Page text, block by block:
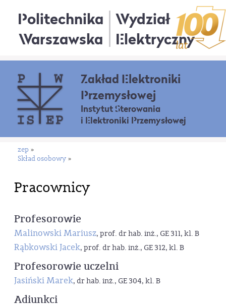
Politechnika
Warszawska
Wydział
Elektryczny
Zakład Elektroniki
Przemysłowej
Instytut Sterowania
i Elektroniki Przemysłowej
zep »
Skład osobowy »
Pracownicy
Profesorowie
Malinowski Mariusz, prof. dr hab. inż., GE 311, kl. B
Rąbkowski Jacek, prof. dr hab. inż., GE 312, kl. B
Profesorowie uczelni
Jasiński Marek, dr hab. inż., GE 304, kl. B
Adiunkci